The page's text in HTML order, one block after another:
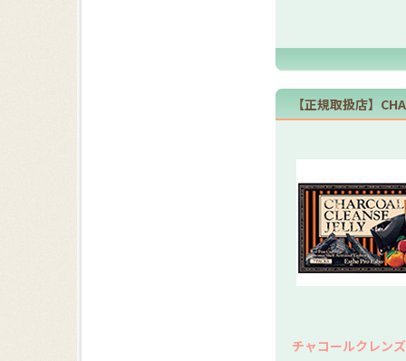
【正規取扱店】
チャコールクレン